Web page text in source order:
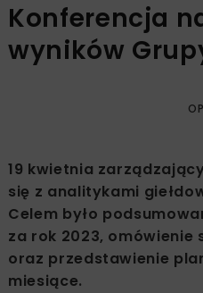
Konferencja
wyników
19 kwietnia
się z analitykami
Celem było
za rok 2023, omówienie
oraz przedstawienie
miesiące.